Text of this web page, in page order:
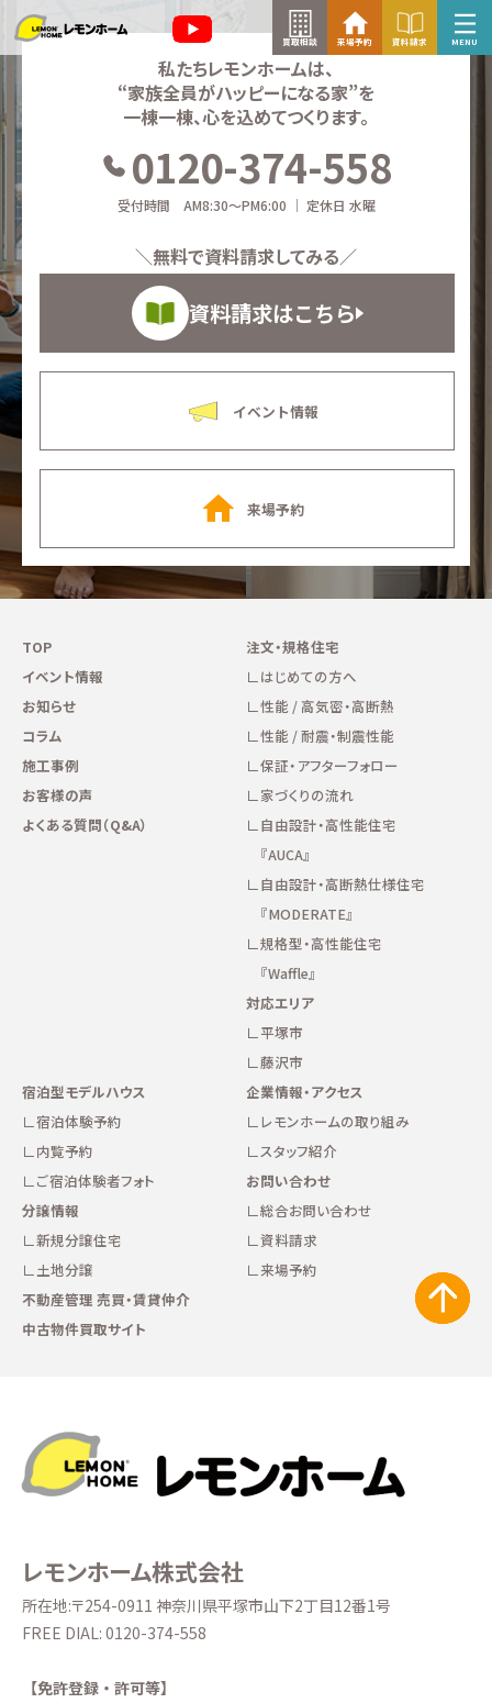
買取相談 来場予約 資料請求 MENU
来場予約はこちら
イベント情報
コラム
お客様の声
∟性能 / 高気密・高断熱
∟性能 / 耐震・制震性能
∟保証・アフターフォロー
∟自由設計・高性能住宅『AUCA』
∟自由設計・高断熱仕様住宅『MODERATE』
∟規格型・高性能住宅『Waffle』
宿泊型モデルハウス
∟宿泊体験予約
分譲情報
∟土地分譲
不動産管理 売買・賃貸仲介
私たちレモンホームは、
“家族全員がハッピーになる家”を
一棟一棟、心を込めてつくります。
0120-374-558
受付時間 AM8:30～PM6:00 ｜ 定休日 水曜
＼無料で資料請求してみる／
資料請求はこちら
イベント情報
来場予約
TOP
イベント情報
お知らせ
コラム
施工事例
お客様の声
よくある質問（Q&A）
注文・規格住宅
はじめての方へ
性能 / 高気密・高断熱
性能 / 耐震・制震性能
保証・アフターフォロー
家づくりの流れ
自由設計・高性能住宅
『AUCA』
自由設計・高断熱仕様住宅
『MODERATE』
規格型・高性能住宅
『Waffle』
対応エリア
平塚市
藤沢市
宿泊型モデルハウス
宿泊体験予約
内覧予約
ご宿泊体験者フォト
分譲情報
新規分譲住宅
土地分譲
不動産管理 売買・賃貸仲介
中古物件買取サイト
企業情報・アクセス
レモンホームの取り組み
スタッフ紹介
お問い合わせ
総合お問い合わせ
資料請求
来場予約
レモンホーム株式会社
所在地:〒254-0911 神奈川県平塚市山下2丁目12番1号
FREE DIAL: 0120-374-558
【免許登録・許可等】